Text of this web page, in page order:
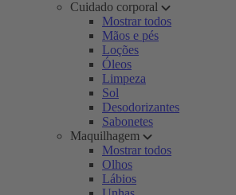
Cuidado corporal
Mostrar todos
Mãos e pés
Loções
Óleos
Limpeza
Sol
Desodorizantes
Sabonetes
Maquilhagem
Mostrar todos
Olhos
Lábios